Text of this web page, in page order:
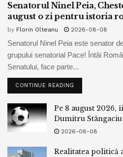
Senatorul Ninel Peia,
august o zi pentru istoria
by Florin Olteanu 2026-08-08
Senatorul Ninel Peia este senator
grupului senatorial Pace! Întâi
Senatului, face parte...
CONTINUE READING
Pe 8 august
Dumitru
2026-08-08
Realitatea politică